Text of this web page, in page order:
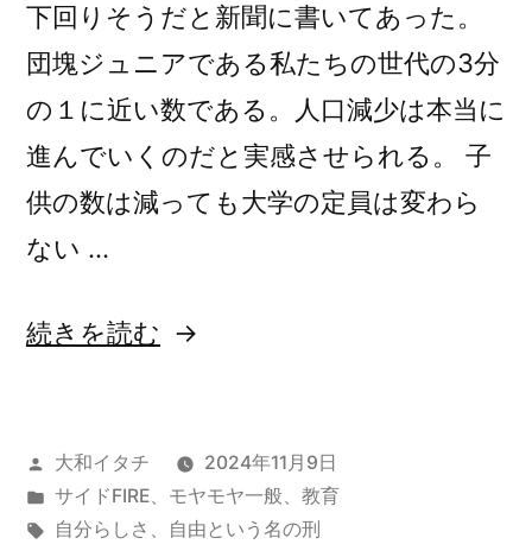
下回りそうだと新聞に書いてあった。
団塊ジュニアである私たちの世代の3分
の１に近い数である。人口減少は本当に
進んでいくのだと実感させられる。 子
供の数は減っても大学の定員は変わら
ない …
“自
し
く
続きを読む
投
稿
者:
大和イタチ
2024年11月9日
カ
テ
サイドFIRE、 モヤモヤ一般、 教育
タ
自分らしさ 、 自由という名の刑